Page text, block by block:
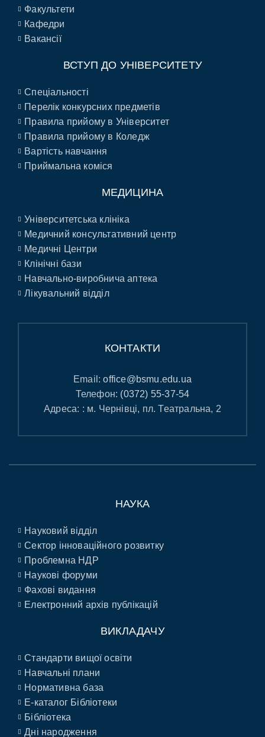
Факультети
Кафедри
Вакансії
ВСТУП ДО УНІВЕРСИТЕТУ
Спеціальності
Перелік конкурсних предметів
Правила прийому в Університет
Правила прийому в Коледж
Вартість навчання
Приймальна коміся
МЕДИЦИНА
Університетська клініка
Медичний консультативний центр
Медичні Центри
Клінічні бази
Навчально-виробнича аптека
Лікувальний відділ
КОНТАКТИ
Email:office@bsmu.edu.ua
Телефон: (0372) 55-37-54
Адреса: : м. Чернівці, пл. Театральна, 2
НАУКА
Науковий відділ
Сектор інноваційного розвитку
Проблемна НДР
Наукові форуми
Фахові видання
Електронний архів публікацій
ВИКЛАДАЧУ
Стандарти вищої освіти
Навчальні плани
Нормативна база
E-каталог Бібліотеки
Бібліотека
Дні народження